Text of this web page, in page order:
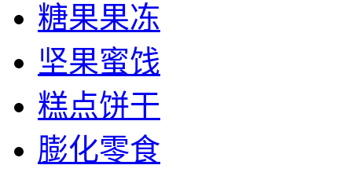
糖果果冻
坚果蜜饯
糕点饼干
膨化零食